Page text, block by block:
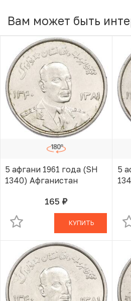
Вам может быть
5 афгани 1961 года (SH
1340) Афганистан
165 руб.В КОРЗИНЕ
КУПИТЬ
5